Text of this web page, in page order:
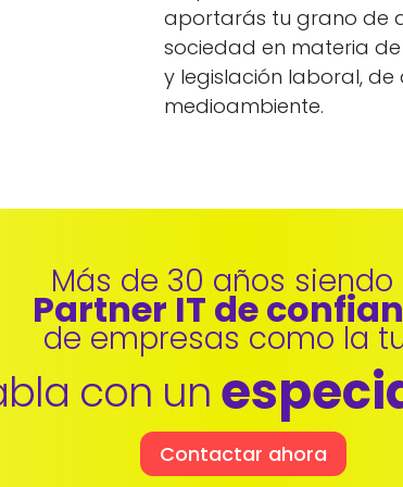
aportarás tu grano de
sociedad en materia
y legislación laboral,
medioambiente.
Más de 30 años siendo
Partner IT de
de empresas como la
con un
Contactar ahora